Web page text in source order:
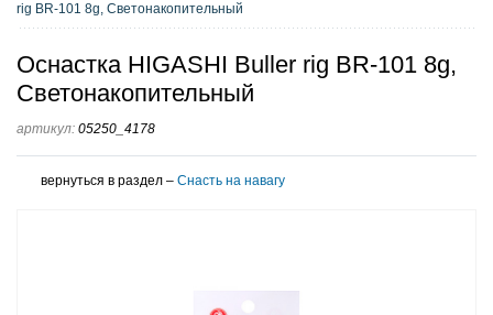
rig BR-101 8g, Светонакопительный
Оснастка HIGASHI Buller rig BR-101 8g,
Светонакопительный
артикул: 05250_4178
вернуться в раздел – Снасть на навагу